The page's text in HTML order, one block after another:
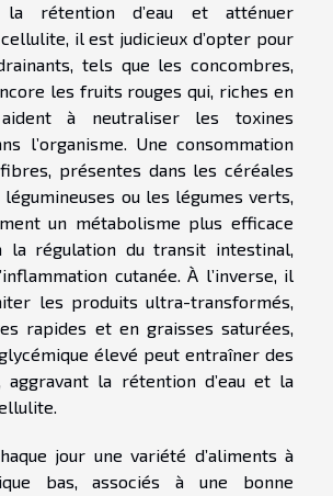
rétention d’eau et atténuer
il est judicieux d’opter pour
tels que les concombres,
les fruits rouges qui, riches en
aident à neutraliser les toxines
l’organisme. Une consommation
présentes dans les céréales
ou les légumes verts,
un métabolisme plus efficace
la régulation du transit intestinal,
cutanée. À l’inverse, il
les produits ultra-transformés,
rapides et en graisses saturées,
élevé peut entraîner des
aggravant la rétention d’eau et la
jour une variété d’aliments à
bas, associés à une bonne